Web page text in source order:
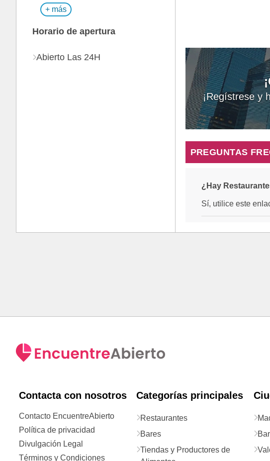
¡Regístrese y
PREGUNTAS
¿Hay
Sí, utilice este
+ más
Horario de apertura
Abierto Las 24H
Contacta con nosotros
Contacto EncuentreAbierto
Política de privacidad
Divulgación Legal
Términos y Condiciones
Categorías principales
Restaurantes
Bares
Tiendas y Productores de